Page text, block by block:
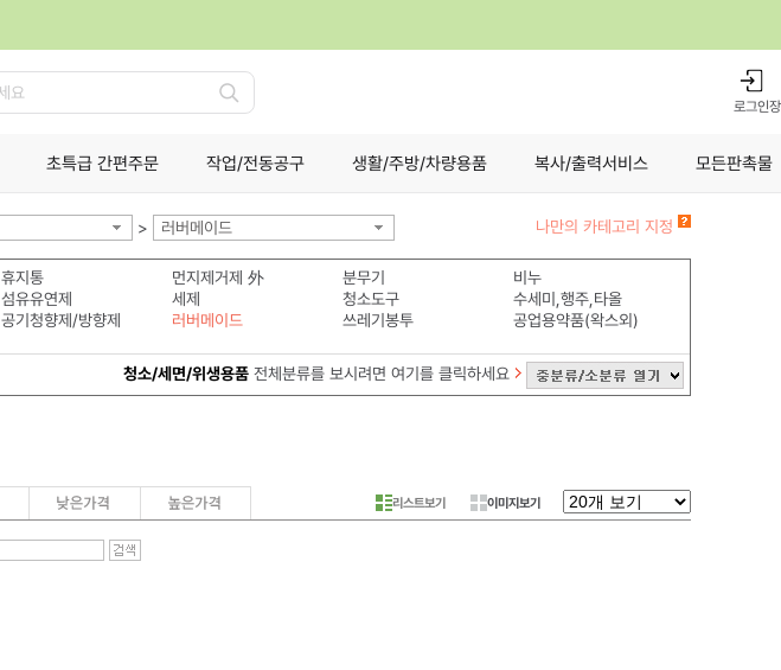
검
로그인
초특급 간편주문 작업/전동공구 생활/주방/차량용품 복사/출력서비스 모든판촉물
> 러버메이드 나만의 카테고리 지정
휴지통 먼지제거제 外 분무기
비누
섬유유연제 세제 청소도구
수세미,행주,타올
공기청향제/방향제 러버메이드 쓰레기봉투
공업용약품(왁스외)
청소/세면/위생용품전체분류를 보시려면 여기를 클릭하세요
리스트보기 이미지보기